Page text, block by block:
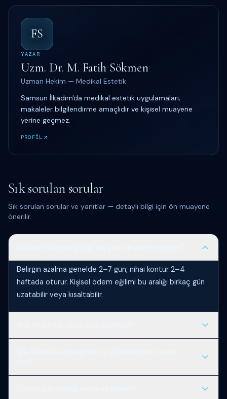
FS
YAZAR
Uzm. Dr. M. Fatih Sökmen
Uzman Hekim — Medikal Estetik
Samsun İlkadım'da medikal estetik uygulamaları;
makaleler bilgilendirme amaçlıdır ve kişisel muayene
yerine geçmez.
PROFİL
Sık sorulan sorular
Sık sorulan sorular ve yanıtlar — detaylı bilgi için ön muayene
önerilir.
Belirgin azalma genelde 2–7 gün; nihai kontur 2–4
haftada oturur. Kişisel ödem eğilimi bu aralığı birkaç gün
uzatabilir veya kısaltabilir.